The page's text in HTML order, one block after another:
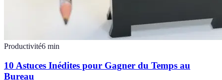
Productivité6 min
10 Astuces Inédites pour Gagner du Temps au
Bureau